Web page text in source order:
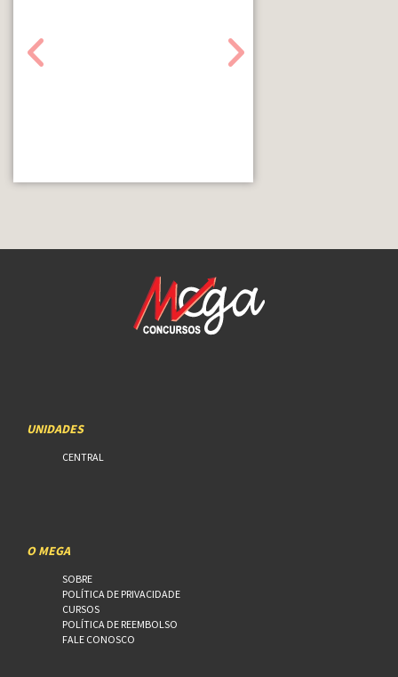
UNIDADES
CENTRAL
O MEGA
SOBRE
POLÍTICA DE PRIVACIDADE
CURSOS
POLÍTICA DE REEMBOLSO
FALE CONOSCO